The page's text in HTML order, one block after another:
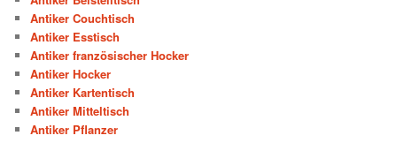
Antiker Couchtisch
Antiker Esstisch
Antiker französischer Hocker
Antiker Hocker
Antiker Kartentisch
Antiker Mitteltisch
Antiker Pflanzer